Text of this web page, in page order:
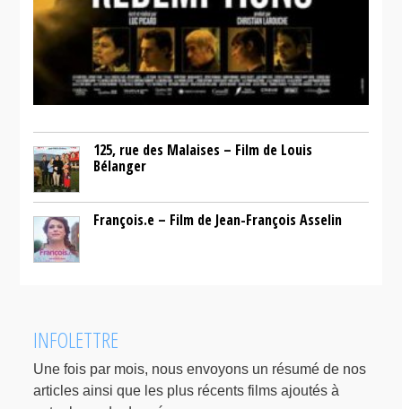
125, rue des Malaises – Film de Louis
Bélanger
François.e – Film de Jean-François Asselin
INFOLETTRE
Une fois par mois, nous envoyons un résumé de nos
articles ainsi que les plus récents films ajoutés à